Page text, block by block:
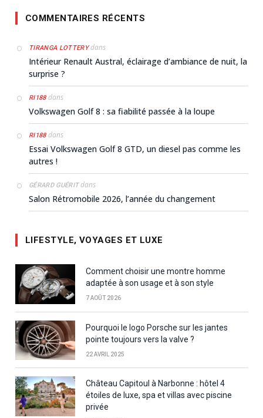
COMMENTAIRES RÉCENTS
TIRANGA LOTTERYdans
Intérieur Renault Austral, éclairage d’ambiance de nuit, la
surprise ?
RI188dans
Volkswagen Golf 8 : sa fiabilité passée à la loupe
RI188dans
Essai Volkswagen Golf 8 GTD, un diesel pas comme les
autres !
GÉRARD GUÉRITdans
Salon Rétromobile 2026, l’année du changement
LIFESTYLE, VOYAGES ET LUXE
Comment choisir une montre homme
adaptée à son usage et à son style
7 AOÛT 2026
Pourquoi le logo Porsche sur les jantes
pointe toujours vers la valve ?
22 AVRIL 2025
Château Capitoul à Narbonne : hôtel 4
étoiles de luxe, spa et villas avec piscine
privée